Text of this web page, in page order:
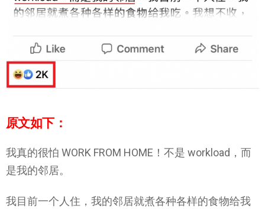
原文如下：
我真的很怕 WORK FROM HOME！不是 workload，而
是我的邻居。
我目前一个人住，我的邻居就煮各种各样的食物给我